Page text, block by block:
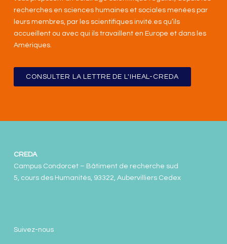
recherches en sciences humaines et sociales menées par
leurs membres, par les scientifiques invité.es qu’ils
accueillent ou avec qui ils travaillent en Europe et dans les
Amériques.
CONSULTER LA LETTRE DE L'IHEAL-CREDA
CREDA
Campus Condorcet – Bâtiment de recherche sud
5, cours des Humanités, 93322, Aubervilliers Cedex
Suivez-nous